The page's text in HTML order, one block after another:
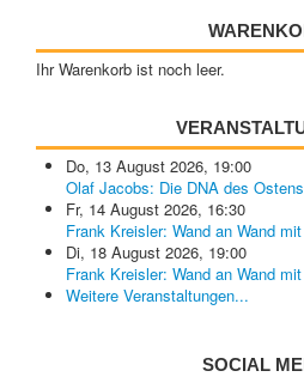
Ihr Warenkorb ist noch leer.
Do, 13 August 2026, 19:00
Olaf Jacobs: Die DNA des Ostens
Fr, 14 August 2026, 16:30
Frank Kreisler: Wand an Wand
Di, 18 August 2026, 19:00
Frank Kreisler: Wand an Wand
Weitere Veranstaltungen...
SOCIAL